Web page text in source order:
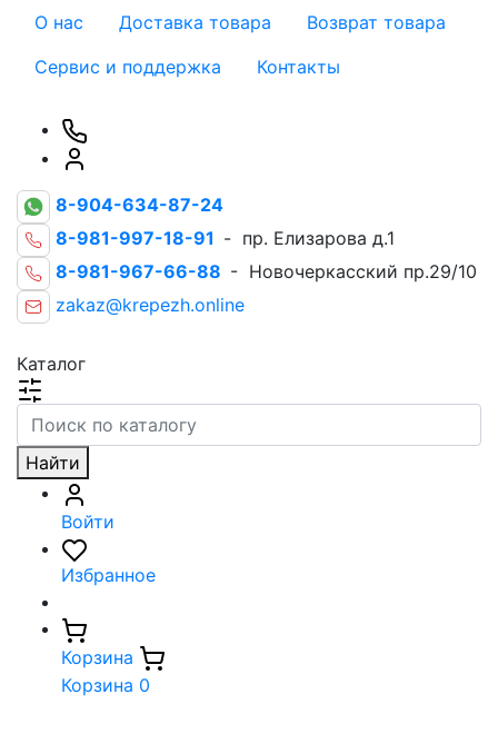
О нас Доставка товара
Возврат товара
Сервис и поддержка
Контакты
8-904-634-87-24
8-981-997-18-91 - пр. Елизарова д.1
8-981-967-66-88 - Новочеркасский пр.29/10
zakaz@krepezh.online
Каталог
Найти
Войти
Избранное
Корзина
Корзина 0